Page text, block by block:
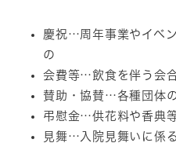
慶祝…周年事業やイベ
の
会費等…飲食を伴う会
賛助・協賛…各種団体
弔慰金…供花料や香典
見舞…入院見舞いに係